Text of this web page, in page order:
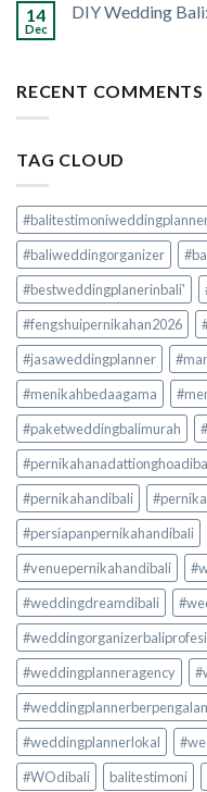
14
Dec
DIY Wedding
RECENT COMMENTS
TAG CLOUD
#baliweddingorganizer
#bestweddingplanerinbali'
#fengshuipernikahan2026
#jasaweddingplanner
#menikahbedaagama
#paketweddingbalimurah
#pernikahandibali
#persiapanpernikahandibali
#venuepernikahandibali
#weddingdreamdibali
#weddingplanneragency
#weddingplannerlokal
#WOdibali
balitestimoni